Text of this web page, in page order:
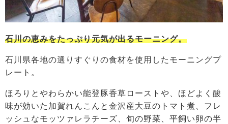
石川の恵みをたっぷり元気が出るモーニング。
石川県各地の選りすぐりの食材を使用したモーニングプ
レート。
ほろりとやわらかい能登豚香草ローストや、ほどよく酸
味が効いた加賀れんこんと金沢産大豆のトマト煮、フレ
ッシュなモッツァレラチーズ、旬の野菜、平飼い卵の半